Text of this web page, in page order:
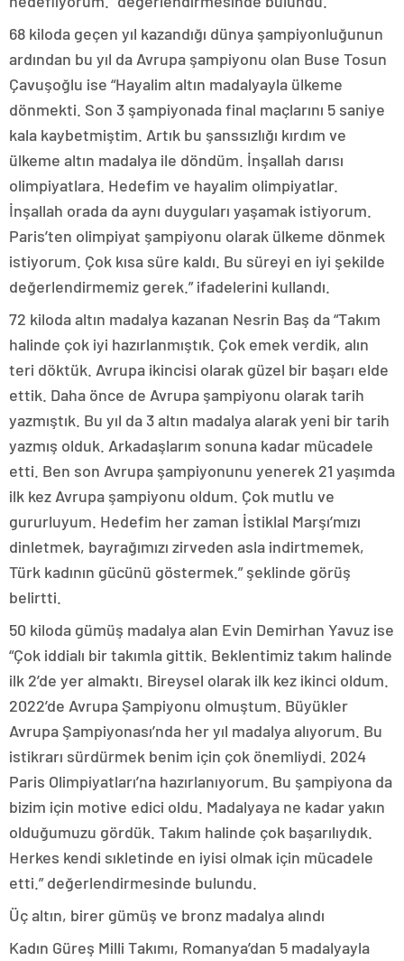
68 kiloda geçen yıl kazandığı dünya şampiyonluğunun
ardından bu yıl da Avrupa şampiyonu olan Buse Tosun
Çavuşoğlu ise “Hayalim altın madalyayla ülkeme
dönmekti. Son 3 şampiyonada final maçlarını 5 saniye
kala kaybetmiştim. Artık bu şanssızlığı kırdım ve
ülkeme altın madalya ile döndüm. İnşallah darısı
olimpiyatlara. Hedefim ve hayalim olimpiyatlar.
İnşallah orada da aynı duyguları yaşamak istiyorum.
Paris’ten olimpiyat şampiyonu olarak ülkeme dönmek
istiyorum. Çok kısa süre kaldı. Bu süreyi en iyi şekilde
değerlendirmemiz gerek.” ifadelerini kullandı.
72 kiloda altın madalya kazanan Nesrin Baş da “Takım
halinde çok iyi hazırlanmıştık. Çok emek verdik, alın
teri döktük. Avrupa ikincisi olarak güzel bir başarı elde
ettik. Daha önce de Avrupa şampiyonu olarak tarih
yazmıştık. Bu yıl da 3 altın madalya alarak yeni bir tarih
yazmış olduk. Arkadaşlarım sonuna kadar mücadele
etti. Ben son Avrupa şampiyonunu yenerek 21 yaşımda
ilk kez Avrupa şampiyonu oldum. Çok mutlu ve
gururluyum. Hedefim her zaman İstiklal Marşı’mızı
dinletmek, bayrağımızı zirveden asla indirtmemek,
Türk kadının gücünü göstermek.” şeklinde görüş
belirtti.
50 kiloda gümüş madalya alan Evin Demirhan Yavuz ise
“Çok iddialı bir takımla gittik. Beklentimiz takım halinde
ilk 2’de yer almaktı. Bireysel olarak ilk kez ikinci oldum.
2022’de Avrupa Şampiyonu olmuştum. Büyükler
Avrupa Şampiyonası’nda her yıl madalya alıyorum. Bu
istikrarı sürdürmek benim için çok önemliydi. 2024
Paris Olimpiyatları’na hazırlanıyorum. Bu şampiyona da
bizim için motive edici oldu. Madalyaya ne kadar yakın
olduğumuzu gördük. Takım halinde çok başarılıydık.
Herkes kendi sıkletinde en iyisi olmak için mücadele
etti.” değerlendirmesinde bulundu.
Üç altın, birer gümüş ve bronz madalya alındı
Kadın Güreş Milli Takımı, Romanya’dan 5 madalyayla